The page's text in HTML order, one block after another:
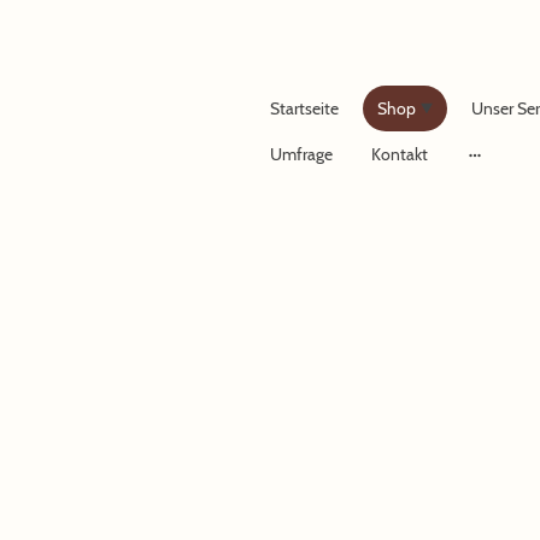
Startseite Shop Unser
Umfrage Kontakt